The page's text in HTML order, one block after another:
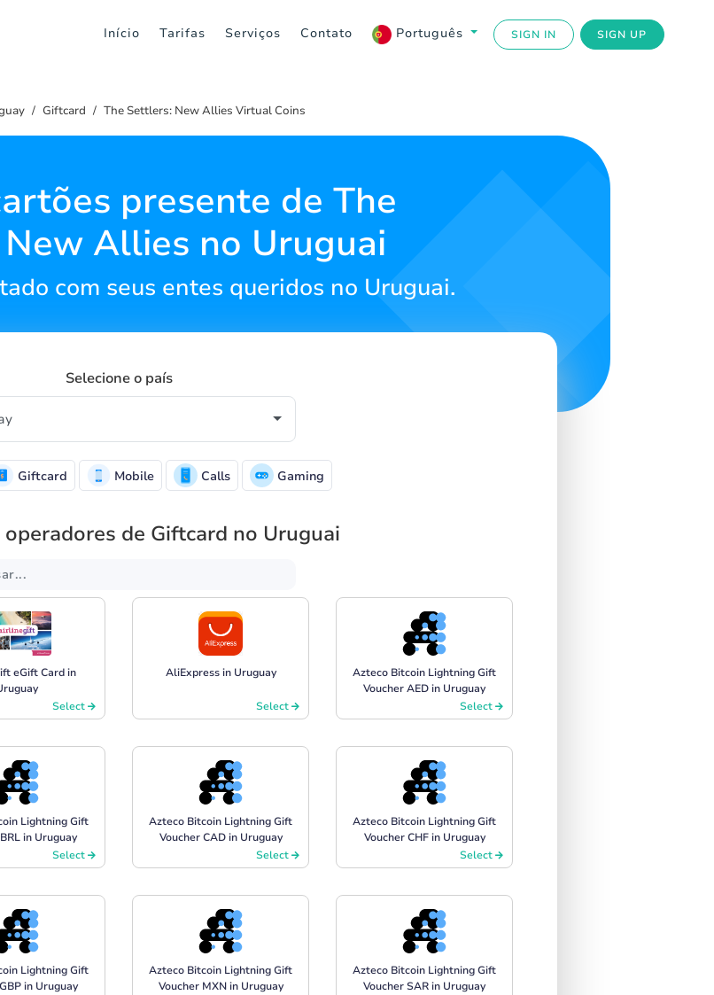
Início Tarifas Serviços Contato Português SIGN IN SIGN UP
Giftcard The Settlers: New Allies Virtual Coins
presente de The
Allies no Uruguai
com seus entes queridos no Uruguai.
Selecione o país
Giftcard Mobile Calls Gaming
de Giftcard no Uruguai
eGift Card in
Select
AliExpress in Uruguay
Select
Azteco Bitcoin Lightning Gift
Voucher AED in Uruguay
Select
Lightning Gift
in Uruguay
Select
Azteco Bitcoin Lightning Gift
Voucher CAD in Uruguay
Select
Azteco Bitcoin Lightning Gift
Voucher CHF in Uruguay
Select
Lightning Gift
in Uruguay
Azteco Bitcoin Lightning Gift
Voucher MXN in Uruguay
Azteco Bitcoin Lightning Gift
Voucher SAR in Uruguay